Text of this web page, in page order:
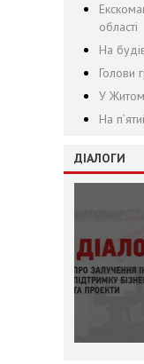
області
На
Голови
У
На
ДІАЛОГИ